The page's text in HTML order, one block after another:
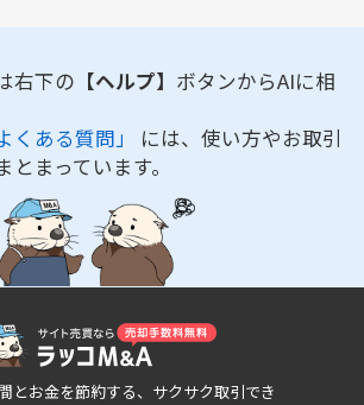
右下の 【ヘルプ】 ボタンからAIに相
くある質問」 には、使い方やお取引
まっています。
とお金を節約する、サクサク取引でき